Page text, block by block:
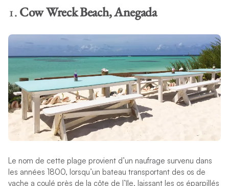
1.Cow Wreck Beach, Anegada
Le nom de cette plage provient d’un naufrage survenu dans
les années 1800, lorsqu’un bateau transportant des os de
vache a coulé près de la côte de l’île, laissant les os éparpillés